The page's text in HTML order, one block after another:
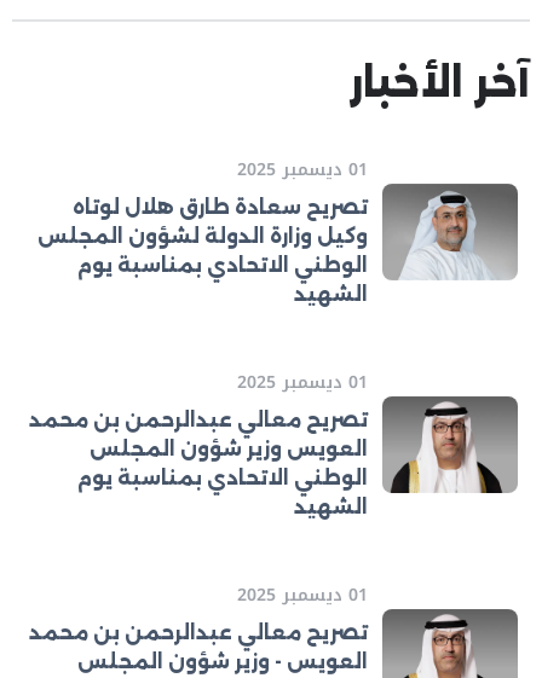
آخر الأخبار
01 ديسمبر 2025
تصريح سعادة طارق هلال لوتاه
وكيل وزارة الدولة لشؤون المجلس
الوطني الاتحادي بمناسبة يوم
الشهيد
01 ديسمبر 2025
تصريح معالي عبدالرحمن بن محمد
العويس وزير شؤون المجلس
الوطني الاتحادي بمناسبة يوم
الشهيد
01 ديسمبر 2025
تصريح معالي عبدالرحمن بن محمد
العويس - وزير شؤون المجلس